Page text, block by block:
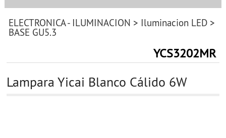
ELECTRONICA - ILUMINACION > Iluminacion LED >
BASE GU5.3
YCS3202MR
Lampara Yicai Blanco Cálido 6W